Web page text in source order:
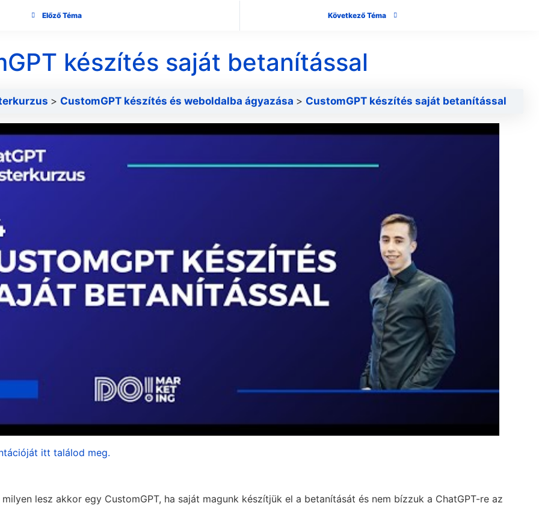
Előző Téma Következő Téma
készítés saját betanítással
CustomGPT készítés és weboldalba ágyazása CustomGPT készítés saját betanítással
itt találod meg.
milyen lesz akkor egy CustomGPT, ha saját magunk készítjük el a betanítását és nem bízzuk a ChatGPT-re az